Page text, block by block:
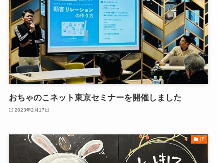
おちゃのこネット東京セミナーを開催しました
2023年2月17日
IT